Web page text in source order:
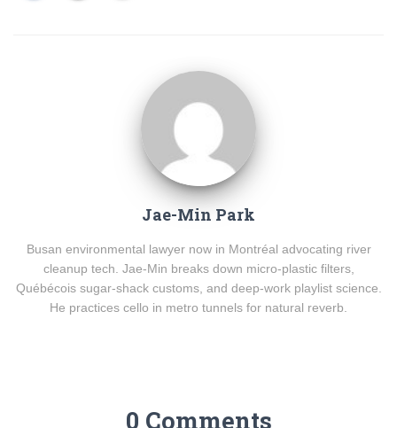
Jae-Min Park
Busan environmental lawyer now in Montréal advocating river
cleanup tech. Jae-Min breaks down micro-plastic filters,
Québécois sugar-shack customs, and deep-work playlist science.
He practices cello in metro tunnels for natural reverb.
0 Comments